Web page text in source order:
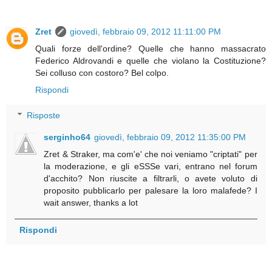
Zret
giovedì, febbraio 09, 2012 11:11:00 PM
Quali forze dell'ordine? Quelle che hanno massacrato
Federico Aldrovandi e quelle che violano la Costituzione?
Sei colluso con costoro? Bel colpo.
Rispondi
Risposte
serginho64 giovedì, febbraio 09, 2012 11:35:00 PM
Zret & Straker, ma com'e' che noi veniamo "criptati" per
la moderazione, e gli eSSSe vari, entrano nel forum
d'acchito? Non riuscite a filtrarli, o avete voluto di
proposito pubblicarlo per palesare la loro malafede? I
wait answer, thanks a lot
Rispondi